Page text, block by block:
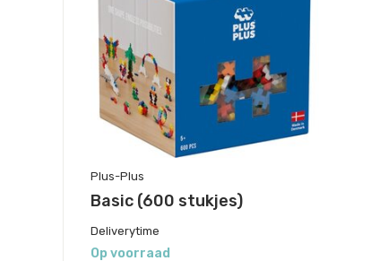
Plus-Plus
Basic (600 stukjes)
Deliverytime
Op voorraad